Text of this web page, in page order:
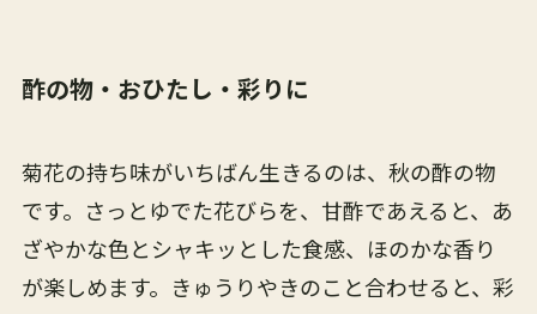
酢の物・おひたし・彩りに
菊花の持ち味がいちばん生きるのは、秋の酢の物
です。さっとゆでた花びらを、甘酢であえると、あ
ざやかな色とシャキッとした食感、ほのかな香り
が楽しめます。きゅうりやきのこと合わせると、彩